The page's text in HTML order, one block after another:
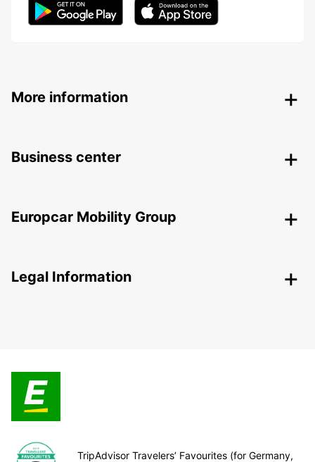
More information
Business center
Europcar Mobility Group
Legal Information
TripAdvisor Travelers’ Favourites (for Germany,